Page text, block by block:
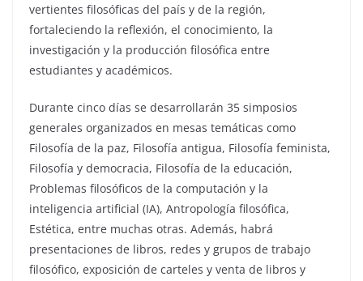
vertientes filosóficas del país y de la región,
fortaleciendo la reflexión, el conocimiento, la
investigación y la producción filosófica entre
estudiantes y académicos.
Durante cinco días se desarrollarán 35 simposios
generales organizados en mesas temáticas como
Filosofía de la paz, Filosofía antigua, Filosofía feminista,
Filosofía y democracia, Filosofía de la educación,
Problemas filosóficos de la computación y la
inteligencia artificial (IA), Antropología filosófica,
Estética, entre muchas otras. Además, habrá
presentaciones de libros, redes y grupos de trabajo
filosófico, exposición de carteles y venta de libros y